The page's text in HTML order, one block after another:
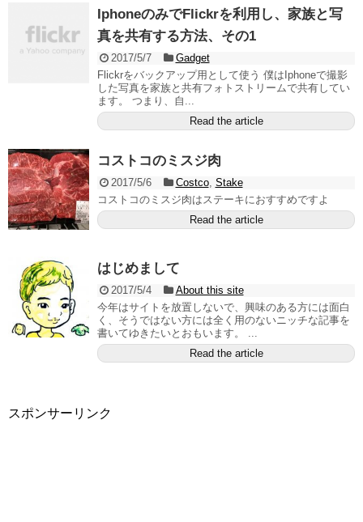
IphoneのみでFlickrを利用し、家族と写
真を共有する方法、その1
2017/5/7
Gadget
Flickrをバックアップ用として使う 僕はIphoneで撮影
した写真を家族と共有フォトストリームで共有してい
ます。 つまり、自...
Read the article
コストコのミスジ肉
2017/5/6 Costco, Stake
コストコのミスジ肉はステーキにおすすめですよ
Read the article
はじめまして
2017/5/4
About this site
今年はサイトを放置しないで、興味のある方には面白
く、そうではない方には全く用のないニッチな記事を
書いてゆきたいとおもいます。 ...
Read the article
スポンサーリンク